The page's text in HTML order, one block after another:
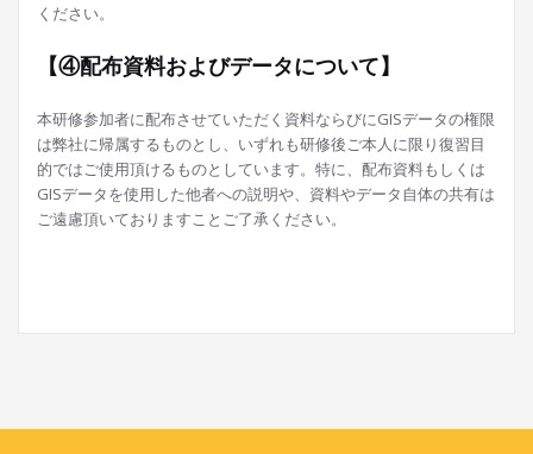
ください。
【④配布資料およびデータについて】
本研修参加者に配布させていただく資料ならびにGISデータの権限
は弊社に帰属するものとし、いずれも研修後ご本人に限り復習目
的ではご使用頂けるものとしています。特に、配布資料もしくは
GISデータを使用した他者への説明や、資料やデータ自体の共有は
ご遠慮頂いておりますことご了承ください。